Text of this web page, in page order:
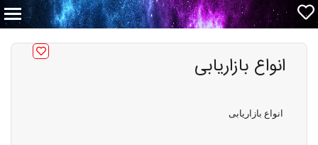
انواع بازاریابی
انواع بازاریابی